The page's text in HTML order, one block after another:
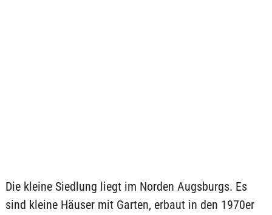
Die kleine Siedlung liegt im Norden Augsburgs. Es
sind kleine Häuser mit Garten, erbaut in den 1970er